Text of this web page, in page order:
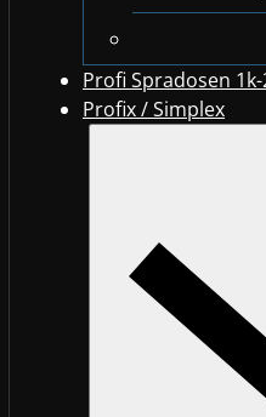
Profi Spradosen
Profix / Simplex